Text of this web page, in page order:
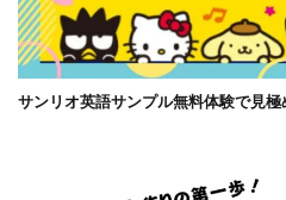
サンリオ英語サンプル無料体験で見